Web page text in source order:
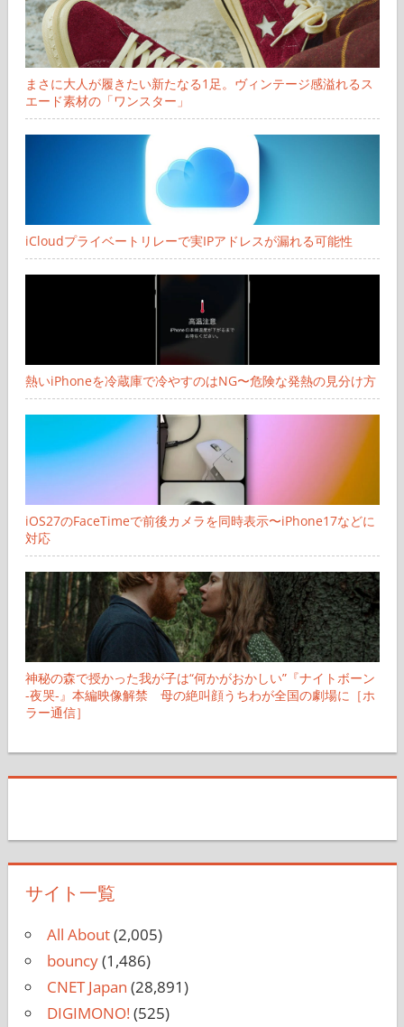
まさに大人が履きたい新たなる1足。ヴィンテージ感溢れるス
エード素材の「ワンスター」
iCloudプライベートリレーで実IPアドレスが漏れる可能性
熱いiPhoneを冷蔵庫で冷やすのはNG〜危険な発熱の見分け方
iOS27のFaceTimeで前後カメラを同時表示〜iPhone17などに
対応
神秘の森で授かった我が子は“何かがおかしい”『ナイトボーン
-夜哭-』本編映像解禁 母の絶叫顔うちわが全国の劇場に［ホ
ラー通信］
サイト一覧
All About(2,005)
bouncy(1,486)
CNET Japan (28,891)
DIGIMONO!(525)